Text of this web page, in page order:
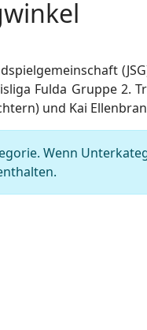
Fulda Gruppe 2.
und Kai
Wenn